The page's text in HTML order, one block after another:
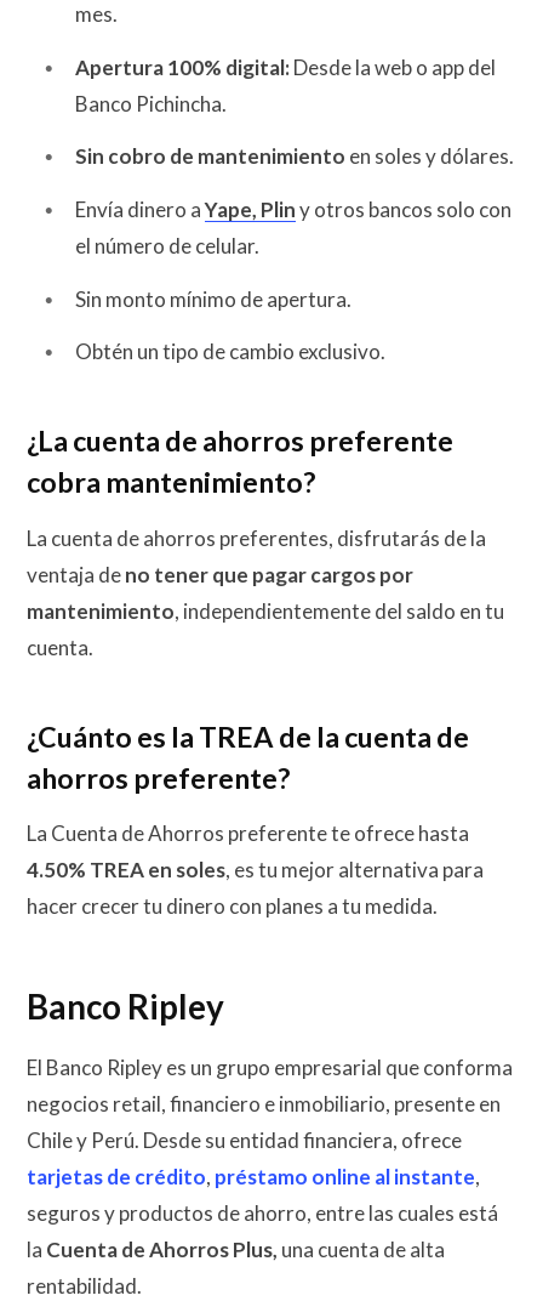
mes.
Apertura 100% digital:Desde la web o app del
Banco Pichincha.
Sin cobro de mantenimiento en soles y dólares.​
Envía dinero aYape, Pliny otros bancos solo con
el número de celular.
Sin monto mínimo de apertura.
Obtén un tipo de cambio exclusivo.
¿La cuenta de ahorros preferente
cobra mantenimiento?
La cuenta de ahorros preferentes, disfrutarás de la
ventaja deno tener que pagar cargos por
mantenimiento, independientemente del saldo en tu
cuenta.
¿Cuánto es la TREA de la cuenta de
ahorros preferente?
La Cuenta de Ahorros preferente te ofrece hasta
4.50% TREA en soles, es tu mejor alternativa para
hacer crecer tu dinero con planes a tu medida.
Banco Ripley
El Banco Ripley es un grupo empresarial que conforma
negocios retail, financiero e inmobiliario, presente en
Chile y Perú. Desde su entidad financiera, ofrece
tarjetas de crédito, préstamo online al instante,
seguros y productos de ahorro, entre las cuales está
la Cuenta de Ahorros Plus, una cuenta de alta
rentabilidad.